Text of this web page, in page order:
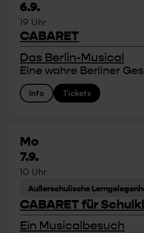
6.9.
19 Uhr
CABARET
Das Berlin-Musical
Eine wahre Berliner
Info Tickets
Mo
7.9.
10 Uhr
Außerschulische
CABARET für
Ein Musicalbesuch